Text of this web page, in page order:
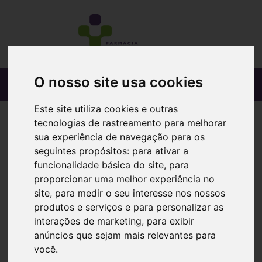
O nosso site usa cookies
Este site utiliza cookies e outras
tecnologias de rastreamento para melhorar
sua experiência de navegação para os
seguintes propósitos: para ativar a
funcionalidade básica do site, para
proporcionar uma melhor experiência no
site, para medir o seu interesse nos nossos
produtos e serviços e para personalizar as
interações de marketing, para exibir
anúncios que sejam mais relevantes para
você.